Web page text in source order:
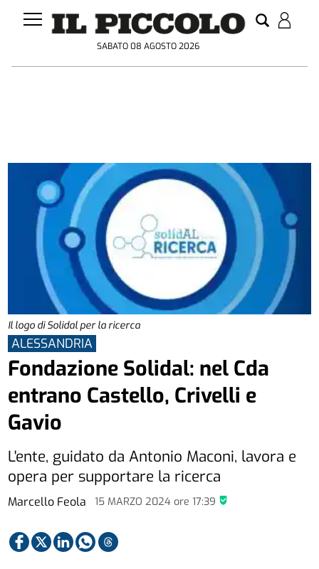
SABATO 08 AGOSTO 2026
Il logo di Solidal per la ricerca
Marcello Feola 15 MARZO 2024ore 17:39
ALESSANDRIA
Fondazione Solidal: nel Cda
entrano Castello, Crivelli e
Gavio
L'ente, guidato da Antonio Maconi, lavora e
opera per supportare la ricerca